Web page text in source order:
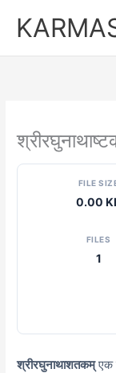
FILE
0.00
FILES
1
श्रीरघुनाथाशतकम्एक